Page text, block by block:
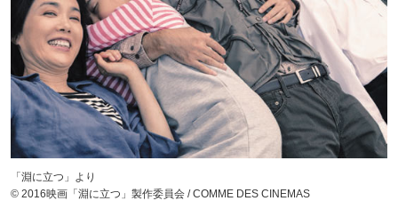
「淵に立つ」より
© 2016映画「淵に立つ」製作委員会 / COMME DES CINEMAS